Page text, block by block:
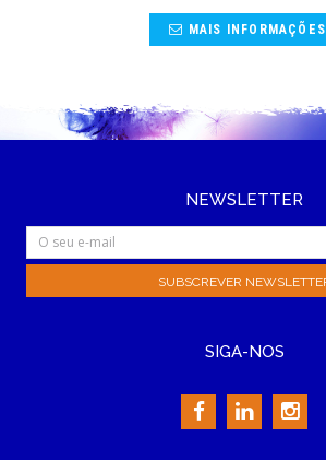
MAIS INFORMAÇÕES
NEWSLETTER
SIGA-NOS